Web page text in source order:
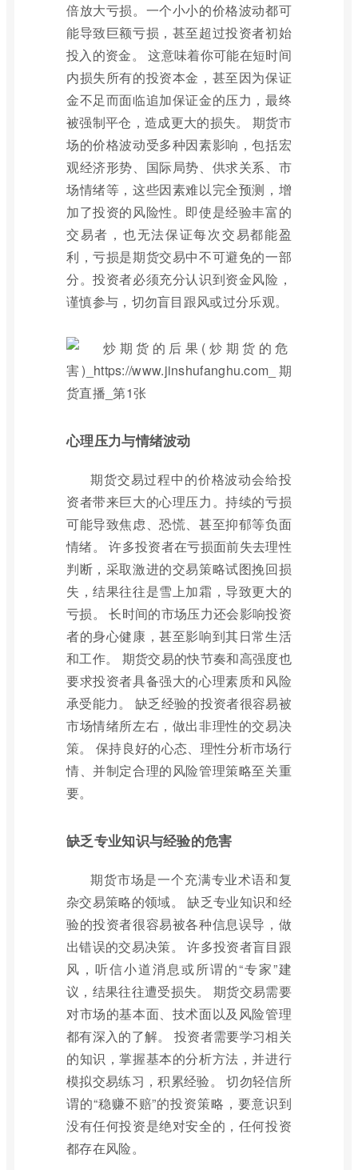
倍放大亏损。一个小小的价格波动都可
能导致巨额亏损，甚至超过投资者初始
投入的资金。 这意味着你可能在短时间
内损失所有的投资本金，甚至因为保证
金不足而面临追加保证金的压力，最终
被强制平仓，造成更大的损失。 期货市
场的价格波动受多种因素影响，包括宏
观经济形势、国际局势、供求关系、市
场情绪等，这些因素难以完全预测，增
加了投资的风险性。即使是经验丰富的
交易者，也无法保证每次交易都能盈
利，亏损是期货交易中不可避免的一部
分。投资者必须充分认识到资金风险，
谨慎参与，切勿盲目跟风或过分乐观。
心理压力与情绪波动
期货交易过程中的价格波动会给投
资者带来巨大的心理压力。持续的亏损
可能导致焦虑、恐慌、甚至抑郁等负面
情绪。 许多投资者在亏损面前失去理性
判断，采取激进的交易策略试图挽回损
失，结果往往是雪上加霜，导致更大的
亏损。 长时间的市场压力还会影响投资
者的身心健康，甚至影响到其日常生活
和工作。 期货交易的快节奏和高强度也
要求投资者具备强大的心理素质和风险
承受能力。 缺乏经验的投资者很容易被
市场情绪所左右，做出非理性的交易决
策。 保持良好的心态、理性分析市场行
情、并制定合理的风险管理策略至关重
要。
缺乏专业知识与经验的危害
期货市场是一个充满专业术语和复
杂交易策略的领域。 缺乏专业知识和经
验的投资者很容易被各种信息误导，做
出错误的交易决策。 许多投资者盲目跟
风，听信小道消息或所谓的“专家”建
议，结果往往遭受损失。 期货交易需要
对市场的基本面、技术面以及风险管理
都有深入的了解。 投资者需要学习相关
的知识，掌握基本的分析方法，并进行
模拟交易练习，积累经验。 切勿轻信所
谓的“稳赚不赔”的投资策略，要意识到
没有任何投资是绝对安全的，任何投资
都存在风险。